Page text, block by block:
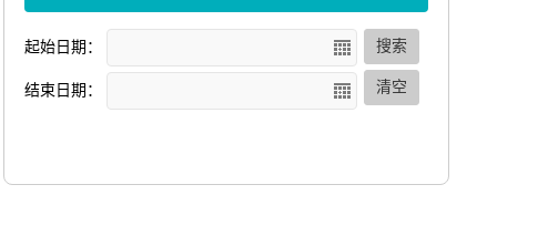
起始日期：
结束日期：
搜索
清空